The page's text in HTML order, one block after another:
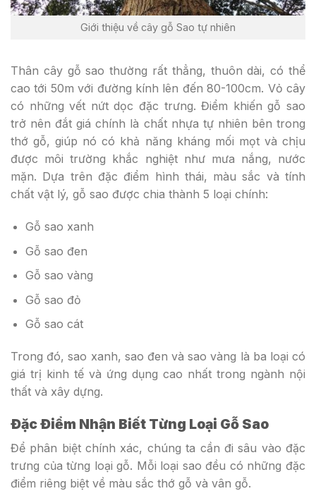
Giới thiệu về cây gỗ Sao tự nhiên
Thân cây gỗ sao thường rất thẳng, thuôn dài, có thể
cao tới 50m với đường kính lên đến 80-100cm. Vỏ cây
có những vết nứt dọc đặc trưng. Điểm khiến gỗ sao
trở nên đắt giá chính là chất nhựa tự nhiên bên trong
thớ gỗ, giúp nó có khả năng kháng mối mọt và chịu
được môi trường khắc nghiệt như mưa nắng, nước
mặn. Dựa trên đặc điểm hình thái, màu sắc và tính
chất vật lý, gỗ sao được chia thành 5 loại chính:
Gỗ sao xanh
Gỗ sao đen
Gỗ sao vàng
Gỗ sao đỏ
Gỗ sao cát
Trong đó, sao xanh, sao đen và sao vàng là ba loại có
giá trị kinh tế và ứng dụng cao nhất trong ngành nội
thất và xây dựng.
Đặc Điểm Nhận Biết Từng Loại Gỗ Sao
Để phân biệt chính xác, chúng ta cần đi sâu vào đặc
trưng của từng loại gỗ. Mỗi loại sao đều có những đặc
điểm riêng biệt về màu sắc thớ gỗ và vân gỗ.